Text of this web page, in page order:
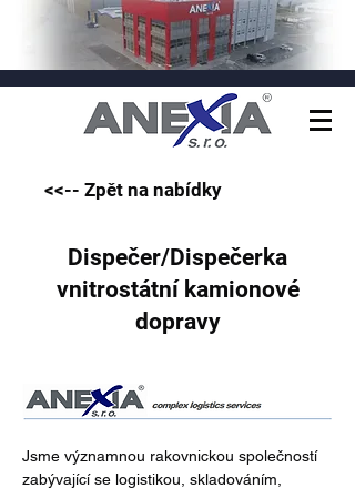
<<-- Zpět na nabídky
Dispečer/Dispečerka
vnitrostátní kamionové
dopravy
Jsme významnou rakovnickou společností
zabývající se logistikou, skladováním,